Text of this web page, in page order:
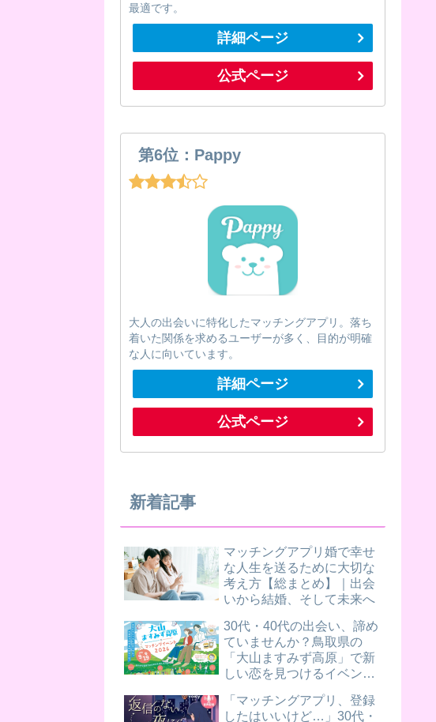
最適です。
詳細ページ
公式ページ
第6位：Pappy
大人の出会いに特化したマッチングアプリ。落ち
着いた関係を求めるユーザーが多く、目的が明確
な人に向いています。
詳細ページ
公式ページ
新着記事
マッチングアプリ婚で幸せ
な人生を送るために大切な
考え方【総まとめ】｜出会
いから結婚、そして未来へ
30代・40代の出会い、諦め
ていませんか？鳥取県の
「大山ますみず高原」で新
しい恋を見つけるイベント
「マッチングアプリ、登録
したはいいけど…」30代・